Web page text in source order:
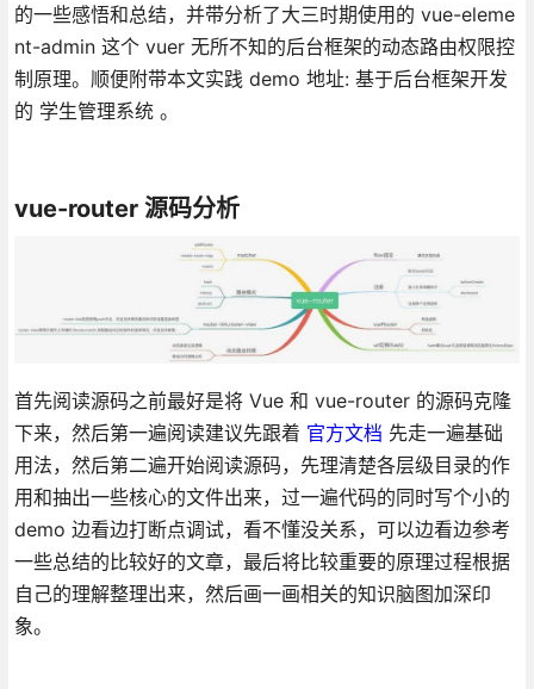
的一些感悟和总结，并带分析了大三时期使用的 vue-eleme
nt-admin 这个 vuer 无所不知的后台框架的动态路由权限控
制原理。顺便附带本文实践 demo 地址: 基于后台框架开发
的 学生管理系统 。
vue-router 源码分析
首先阅读源码之前最好是将 Vue 和 vue-router 的源码克隆
下来，然后第一遍阅读建议先跟着 官方文档 先走一遍基础
用法，然后第二遍开始阅读源码，先理清楚各层级目录的作
用和抽出一些核心的文件出来，过一遍代码的同时写个小的
demo 边看边打断点调试，看不懂没关系，可以边看边参考
一些总结的比较好的文章，最后将比较重要的原理过程根据
自己的理解整理出来，然后画一画相关的知识脑图加深印
象。